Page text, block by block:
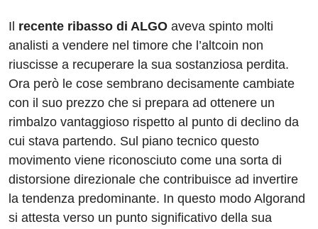
Il recente ribasso di ALGO aveva spinto molti
analisti a vendere nel timore che l’altcoin non
riuscisse a recuperare la sua sostanziosa perdita.
Ora però le cose sembrano decisamente cambiate
con il suo prezzo che si prepara ad ottenere un
rimbalzo vantaggioso rispetto al punto di declino da
cui stava partendo. Sul piano tecnico questo
movimento viene riconosciuto come una sorta di
distorsione direzionale che contribuisce ad invertire
la tendenza predominante. In questo modo Algorand
si attesta verso un punto significativo della sua